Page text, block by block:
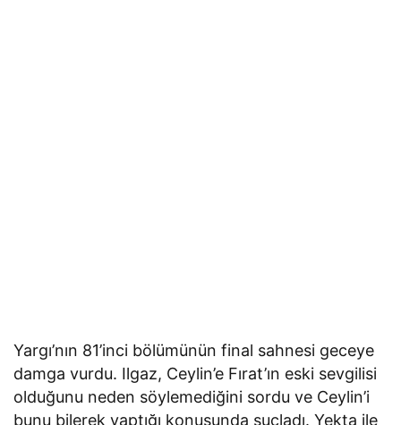
Yargı’nın 81’inci bölümünün final sahnesi geceye
damga vurdu. Ilgaz, Ceylin’e Fırat’ın eski sevgilisi
olduğunu neden söylemediğini sordu ve Ceylin’i
bunu bilerek yaptığı konusunda suçladı. Yekta ile